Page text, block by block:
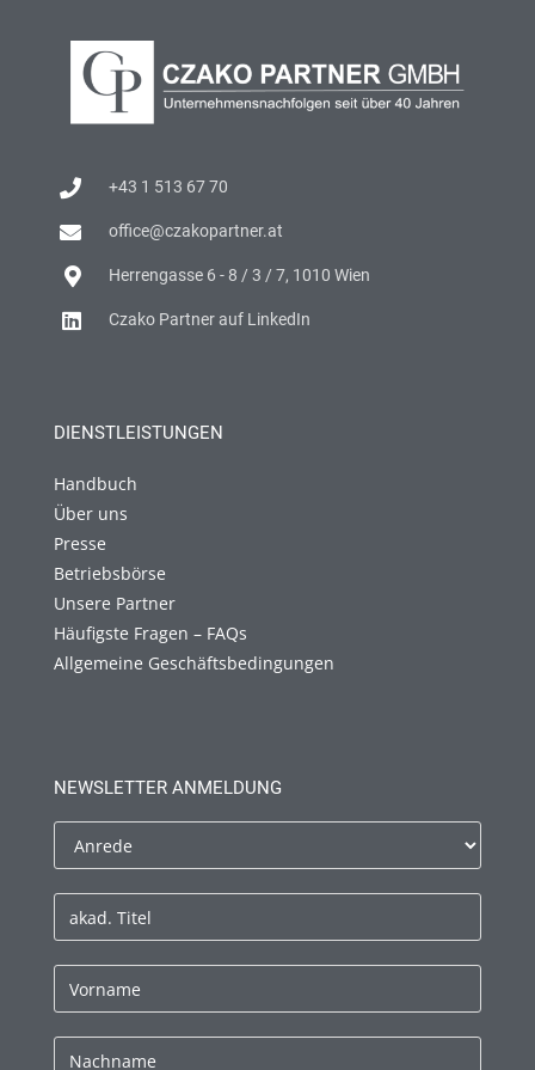
+43 1 513 67 70
office@czakopartner.at
Herrengasse 6 - 8 / 3 / 7, 1010 Wien
Czako Partner auf LinkedIn
DIENSTLEISTUNGEN
Handbuch
Über uns
Presse
Betriebsbörse
Unsere Partner
Häufigste Fragen – FAQs
Allgemeine Geschäftsbedingungen
NEWSLETTER ANMELDUNG